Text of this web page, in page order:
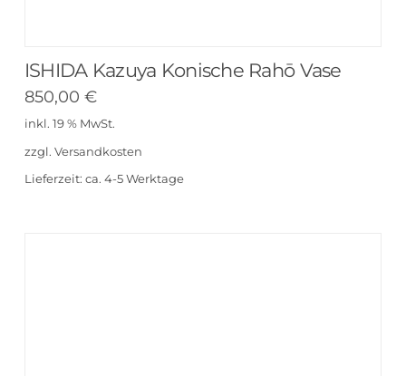
ISHIDA Kazuya Konische Rahō Vase
850,00 €
inkl. 19 % MwSt.
zzgl. Versandkosten
Lieferzeit: ca. 4-5 Werktage